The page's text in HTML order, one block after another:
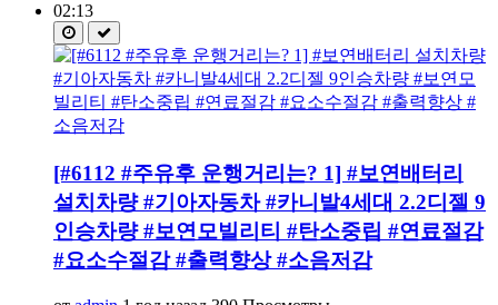
02:13
[#6112 #주유후 운행거리는? 1] #보연배터리
설치차량 #기아자동차 #카니발4세대 2.2디젤 9
인승차량 #보연모빌리티 #탄소중립 #연료절감
#요소수절감 #출력향상 #소음저감